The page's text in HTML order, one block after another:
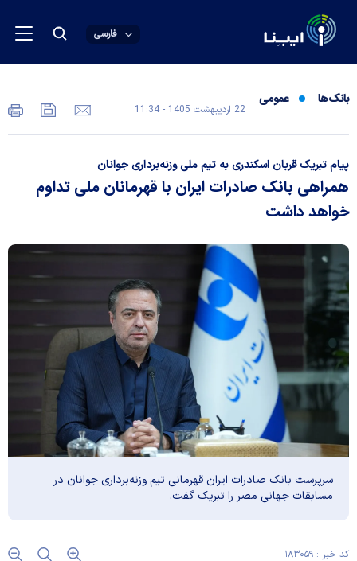
فارسی
بانک‌ها عمومی
22 ارديبهشت 1405 - 11:34
پیام تبریک قربان اسکندری به تیم ملی وزنه‌برداری جوانان
همراهی بانک صادرات ایران با قهرمانان ملی تداوم
خواهد داشت
​سرپرست بانک صادرات ایران قهرمانی تیم وزنه‌برداری جوانان در
مسابقات جهانی مصر را تبریک گفت.
کد خبر : ۱۸۳۰۵۹